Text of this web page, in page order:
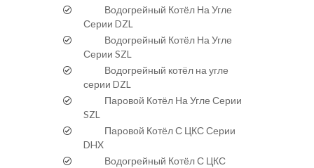
Водогрейный Котёл На Угле
Серии DZL
Водогрейный Котёл На Угле
Серии SZL
Водогрейный котёл на угле
серии DZL
Паровой Котёл На Угле Серии
SZL
Паровой Котёл С ЦКС Серии
DHX
Водогрейный Котёл С ЦКС